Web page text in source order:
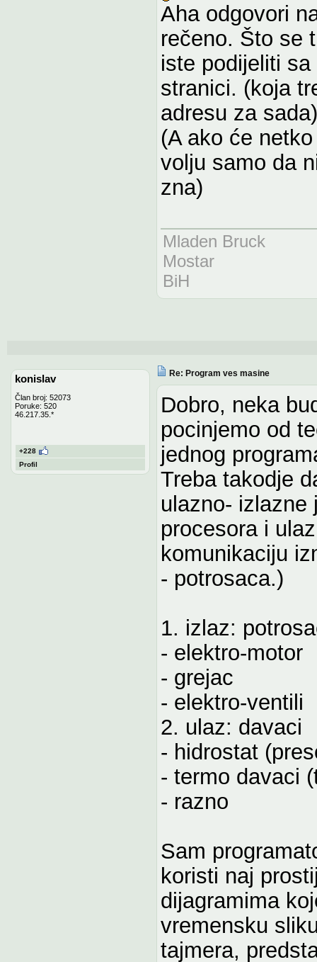
Aha odgovori
rečeno. Što se
iste podijeliti
stranici. (koja
adresu za
(A ako će
volju samo da
zna)
Mladen Bruck
Mostar
BiH
konislav
Član broj: 52073
Poruke: 520
46.217.35.*
+228
Profil
Re: Program ves masine
Dobro, neka
pocinjemo od
jednog
Treba takodje
ulazno- izlazne
procesora i
komunikaciju
- potrosaca.)
1. izlaz:
- elektro-motor
- grejac
- elektro-ventili
2. ulaz: davaci
- hidrostat
- termo davaci
- razno
Sam
koristi naj
dijagramima
vremensku
tajmera,